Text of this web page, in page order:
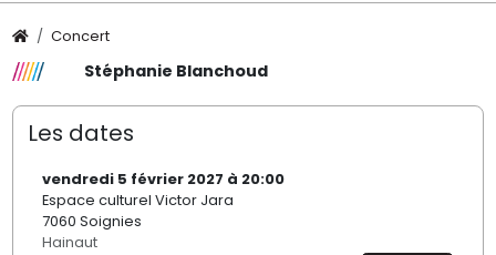
Concert
Stéphanie Blanchoud
Les dates
vendredi 5 février 2027 à 20:00
Espace culturel Victor Jara
7060 Soignies
Hainaut